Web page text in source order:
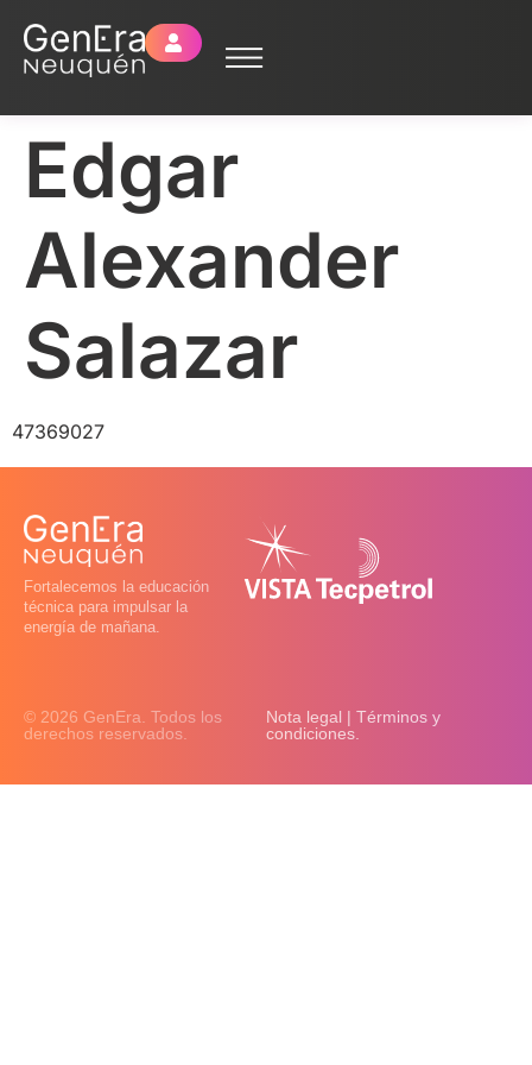
Edgar
Alexander
Salazar
47369027
Fortalecemos la educación
técnica para impulsar la
energía de mañana.
© 2026 GenEra. Todos los
derechos reservados.
Nota legal | Términos y
condiciones.